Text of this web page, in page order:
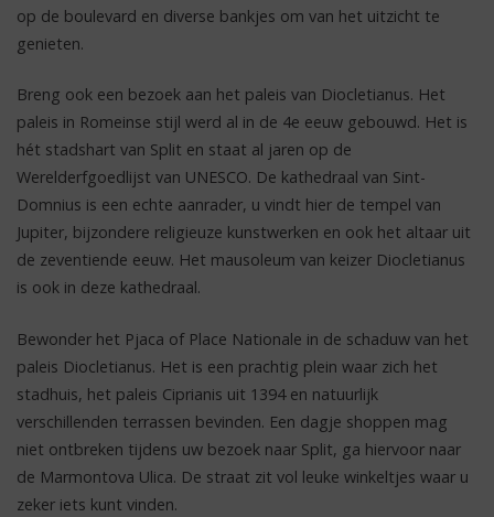
op de boulevard en diverse bankjes om van het uitzicht te
genieten.
Breng ook een bezoek aan het paleis van Diocletianus. Het
paleis in Romeinse stijl werd al in de 4e eeuw gebouwd. Het is
hét stadshart van Split en staat al jaren op de
Werelderfgoedlijst van UNESCO. De kathedraal van Sint-
Domnius is een echte aanrader, u vindt hier de tempel van
Jupiter, bijzondere religieuze kunstwerken en ook het altaar uit
de zeventiende eeuw. Het mausoleum van keizer Diocletianus
is ook in deze kathedraal.
Bewonder het Pjaca of Place Nationale in de schaduw van het
paleis Diocletianus. Het is een prachtig plein waar zich het
stadhuis, het paleis Ciprianis uit 1394 en natuurlijk
verschillenden terrassen bevinden. Een dagje shoppen mag
niet ontbreken tijdens uw bezoek naar Split, ga hiervoor naar
de Marmontova Ulica. De straat zit vol leuke winkeltjes waar u
zeker iets kunt vinden.